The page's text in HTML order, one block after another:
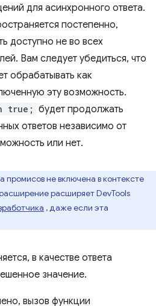
для асинхронного ответа.
постепенно,
доступно не во всех
Вам следует убедиться, что
обрабатывать как
эту возможность.
true; будет продолжать
ответов независимо от
или нет.
не включена в контексте
расширяет DevTools
, даже если эта
в качестве ответа
значение.
вызов функции